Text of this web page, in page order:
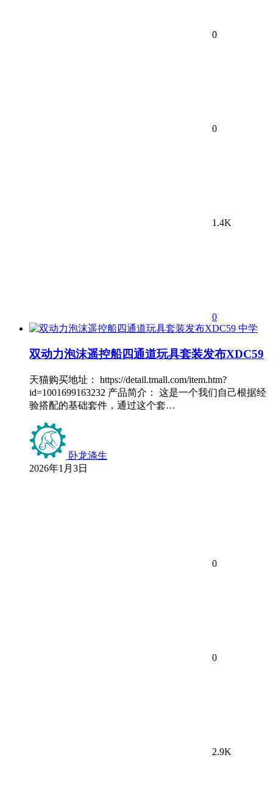
0
0
1.4K
0
中学
双动力泡沫遥控船四通道玩具套装发布XDC59
天猫购买地址： https://detail.tmall.com/item.htm?
id=1001699163232 产品简介： 这是一个我们自己根据经
验搭配的基础套件，通过这个套…
卧龙涤生
2026年1月3日
0
0
2.9K